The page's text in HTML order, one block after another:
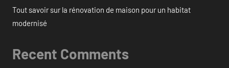
Tout savoir sur la rénovation de maison pour un habitat
modernisé
Recent Comments